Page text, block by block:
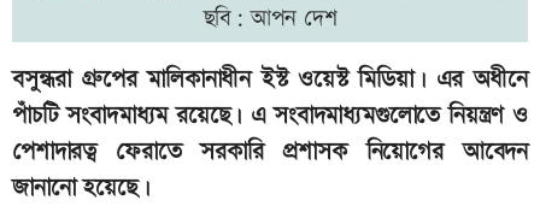
ছবি: আপন দেশ
বসুন্ধরা গ্রুপের মালিকানাধীন ইস্ট ওয়েস্ট মিডিয়া। এর অধীনে
পাঁচটি সংবাদমাধ্যম রয়েছে। এ সংবাদমাধ্যমগুলোতে নিয়ন্ত্রণ ও
পেশাদারত্ব ফেরাতে সরকারি প্রশাসক নিয়োগের আবেদন
জানানো হয়েছে।